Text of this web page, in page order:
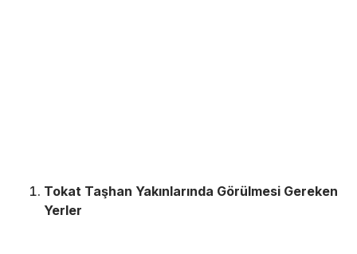
Tokat Taşhan Yakınlarında Görülmesi Gereken
Yerler